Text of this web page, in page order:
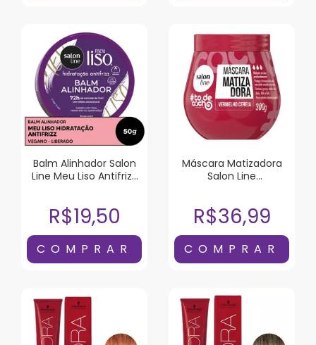
Balm Alinhador Salon
Line Meu Liso Antifrizz
R$19,50
Máscara Matizadora
Salon Line
R$36,99